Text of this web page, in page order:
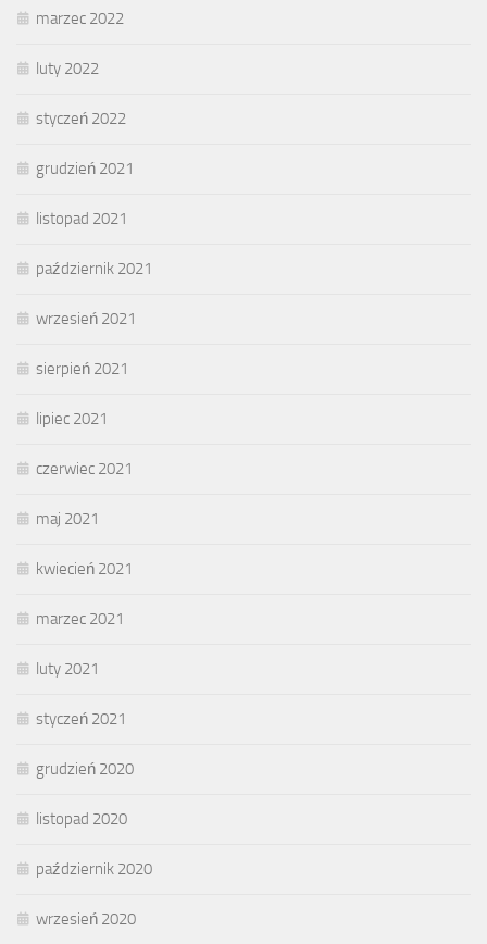
marzec 2022
luty 2022
styczeń 2022
grudzień 2021
listopad 2021
październik 2021
wrzesień 2021
sierpień 2021
lipiec 2021
czerwiec 2021
maj 2021
kwiecień 2021
marzec 2021
luty 2021
styczeń 2021
grudzień 2020
listopad 2020
październik 2020
wrzesień 2020